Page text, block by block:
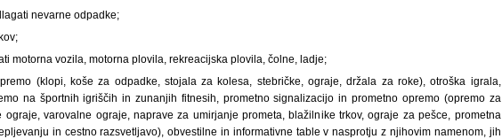
nevarne odpadke;
motorna vozila, motorna plovila, rekreacijska plovila, čolne, ladje;
(klopi, koše za odpadke, stojala za kolesa, stebričke, ograje, držala za roke), otroška igrala,
na športnih igriščih in zunanjih fitnesih, prometno signalizacijo in prometno opremo (opremo za
ograje, varovalne ograje, naprave za umirjanje prometa, blažilnike trkov, ograje za pešce, prometna
in cestno razsvetljavo), obvestilne in informativne table v nasprotju z njihovim namenom, jih